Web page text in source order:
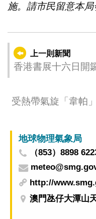
施。請市民留意本局
上一則新聞
受熱帶氣旋「韋帕
地球物理氣象局
（853）8898
http://
澳門氹仔大潭山